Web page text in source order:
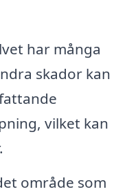
har många
skador kan
vilket kan
område som